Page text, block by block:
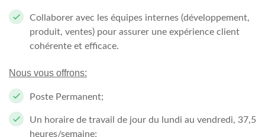
Collaborer avec les équipes internes (développement,
produit, ventes) pour assurer une expérience client
cohérente et efficace.
Nous vous offrons:
Poste Permanent;
Un horaire de travail de jour du lundi au vendredi, 37,5
heures/semaine;